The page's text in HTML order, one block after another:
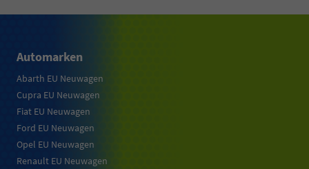
Automarken
Abarth EU Neuwagen
Cupra EU Neuwagen
Fiat EU Neuwagen
Ford EU Neuwagen
Opel EU Neuwagen
Renault EU Neuwagen